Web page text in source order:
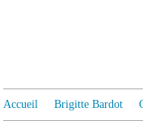
Accueil Brigitte Bardot